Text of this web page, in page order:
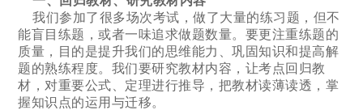
我们参加了很多场次考试，做了大量的练习题，但不
能盲目练题，或者一味追求做题数量。要更注重练题的
质量，目的是提升我们的思维能力、巩固知识和提高解
题的熟练程度。我们要研究教材内容，让考点回归教
材，对重要公式、定理进行推导，把教材读薄读透，掌
握知识点的运用与迁移。